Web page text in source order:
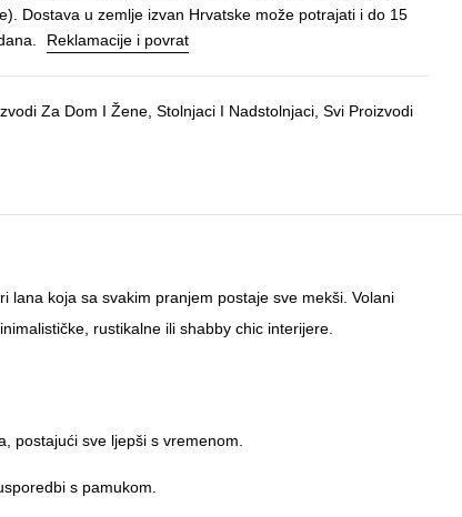
Dostava u zemlje izvan Hrvatske može potrajati i do 15
Reklamacije i povrat
Za Dom I Žene ,Stolnjaci I Nadstolnjaci ,Svi Proizvodi
koja sa svakim pranjem postaje sve mekši. Volani
rustikalne ili shabby chic interijere.
postajući sve ljepši s vremenom.
s pamukom.